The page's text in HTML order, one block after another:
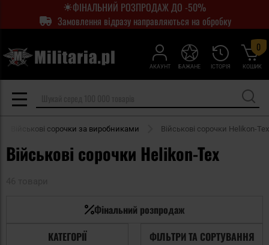
ФІНАЛЬНИЙ РОЗПРОДАЖ ДО -50%
Замовлення відразу направляються на обробку
АКАУНТ ІСТОРІЯ
БАЖАНЕ КОШИК
0
Військові сорочки за виробниками Військові сорочки Helikon-Tex
Військові сорочки Helikon-Tex
Фінальний розпродаж
КАТЕГОРІЇ
ФІЛЬТРИ ТА СОРТУВАННЯ